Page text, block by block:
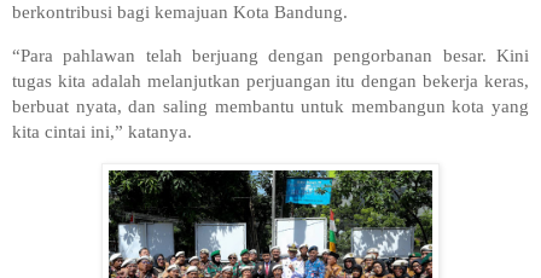
berkontribusi bagi kemajuan Kota Bandung.
“Para pahlawan telah berjuang dengan pengorbanan besar. Kini
tugas kita adalah melanjutkan perjuangan itu dengan bekerja keras,
berbuat nyata, dan saling membantu untuk membangun kota yang
kita cintai ini,” katanya.